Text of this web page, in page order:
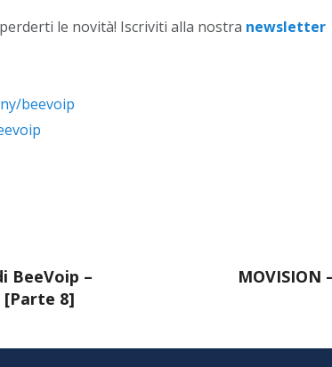
le novità! Iscriviti alla nostra newsletter
beevoip
BeeVoip –
8]